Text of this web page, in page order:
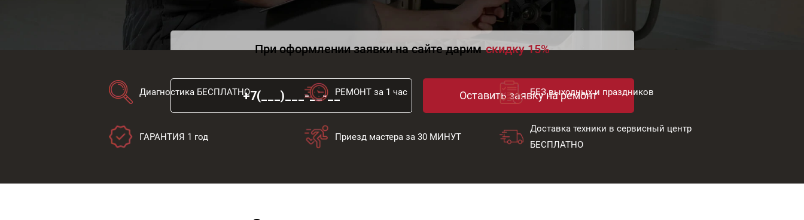
При оформлении заявки на сайте дарим скидку 15%
Оставить заявку на ремонт
Диагностика БЕСПЛАТНО РЕМОНТ за 1 час БЕЗ выходных и праздников
ГАРАНТИЯ 1 год Приезд мастера за 30 МИНУТ
Доставка техники в сервисный центр
БЕСПЛАТНО